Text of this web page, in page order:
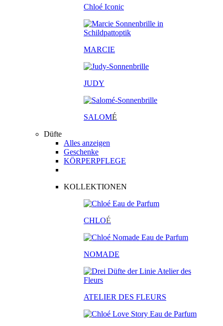
Chloé Iconic
MARCIE
JUDY
SALOMÉ
Düfte
Alles anzeigen
Geschenke
KÖRPERPFLEGE
KOLLEKTIONEN
CHLOÉ
NOMADE
ATELIER DES FLEURS